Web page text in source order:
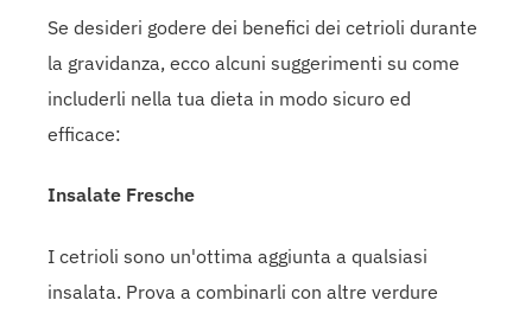
Se desideri godere dei benefici dei cetrioli durante
la gravidanza, ecco alcuni suggerimenti su come
includerli nella tua dieta in modo sicuro ed
efficace:
Insalate Fresche
I cetrioli sono un'ottima aggiunta a qualsiasi
insalata. Prova a combinarli con altre verdure